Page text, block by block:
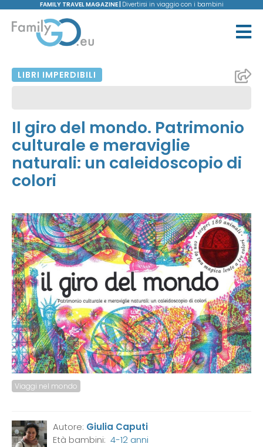
FAMILY TRAVEL MAGAZINE | Divertirsi in viaggio con i bambini
LIBRI IMPERDIBILI
Il giro del mondo. Patrimonio
culturale e meraviglie
naturali: un caleidoscopio di
colori
Viaggi nel mondo
Autore: Giulia Caputi
Età bambini: 4-12 anni